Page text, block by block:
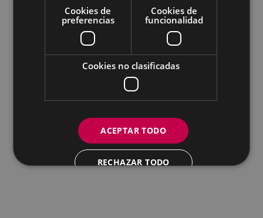
Eibarko Andretxea - Isasi kalea, 11 | 20600 Eibar
Andretxea: 943 54 39 38
Igualdad: 943 70 84 40
andretxea@eibar.eus
berdintasuna@eibar.eus
IFZ: P2003100A | DIR3 L01200300
Cookies de
preferencias
Cookies de
funcionalidad
Cookies no clasificadas
ACEPTAR TODO
RECHAZAR TODO